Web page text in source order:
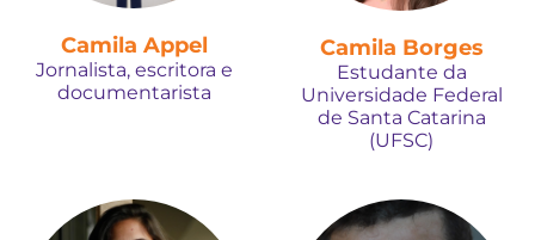
Camila Appel
Jornalista, escritora e
documentarista
Camila Borges
Estudante da
Universidade Federal
de Santa Catarina
(UFSC)